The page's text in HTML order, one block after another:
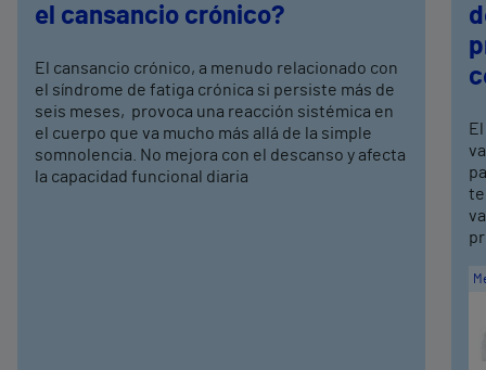
el cansancio crónico?
El cansancio crónico, a menudo relacionado con
el síndrome de fatiga crónica si persiste más de
seis meses, provoca una reacción sistémica en
el cuerpo que va mucho más allá de la simple
somnolencia. No mejora con el descanso y afecta
la capacidad funcional diaria